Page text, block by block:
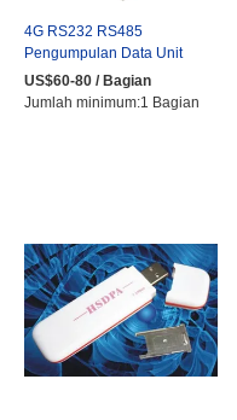
4G RS232 RS485
Pengumpulan Data Unit
Terminal Modem 4G DTU
US$60-80 / Bagian
Jumlah minimum:1 Bagian